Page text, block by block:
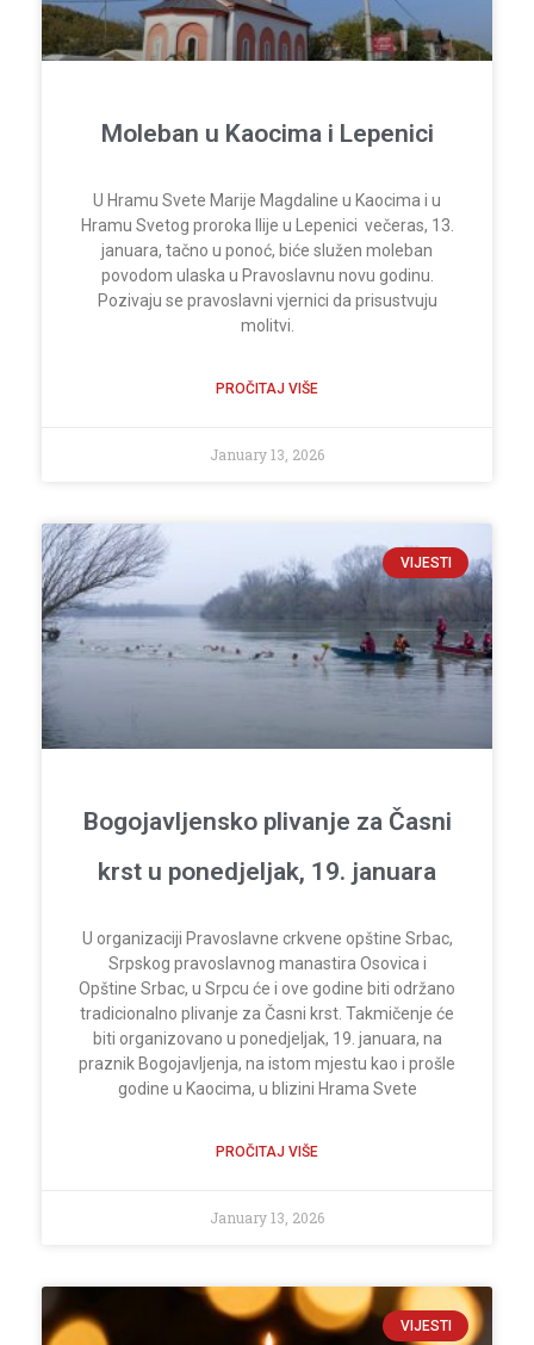
Moleban u Kaocima i Lepenici
U Hramu Svete Marije Magdaline u Kaocima i u
Hramu Svetog proroka Ilije u Lepenici večeras, 13.
januara, tačno u ponoć, biće služen moleban
povodom ulaska u Pravoslavnu novu godinu.
Pozivaju se pravoslavni vjernici da prisustvuju
molitvi.
PROČITAJ VIŠE
January 13, 2026
VIJESTI
Bogojavljensko plivanje za Časni
krst u ponedjeljak, 19. januara
U organizaciji Pravoslavne crkvene opštine Srbac,
Srpskog pravoslavnog manastira Osovica i
Opštine Srbac, u Srpcu će i ove godine biti održano
tradicionalno plivanje za Časni krst. Takmičenje će
biti organizovano u ponedjeljak, 19. januara, na
praznik Bogojavljenja, na istom mjestu kao i prošle
godine u Kaocima, u blizini Hrama Svete
PROČITAJ VIŠE
January 13, 2026
VIJESTI